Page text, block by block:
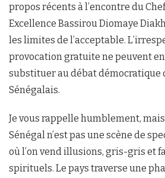
propos récents à l’encontre du Chef
Excellence Bassirou Diomaye
les limites de l’acceptable.
provocation gratuite ne peuvent en
substituer au débat démocratique
Sénégalais.
Je vous rappelle humblement,
Sénégal n’est pas une scène de
où l’on vend illusions, gris-gris et
spirituels. Le pays traverse une